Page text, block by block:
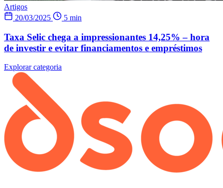
Artigos
20/03/2025
5 min
Taxa Selic chega a impressionantes 14,25% – hora
de investir e evitar financiamentos e empréstimos
Explorar categoria